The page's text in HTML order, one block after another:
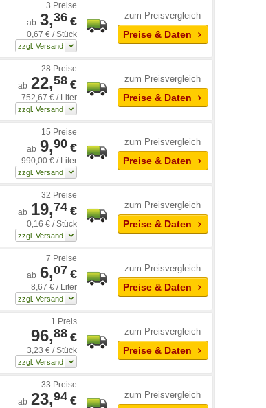
3 Preise
ab 3,36 €
0,67 € / Stück
zum Preisvergleich
Preise & Daten
28 Preise
ab 22,58 €
752,67 € / Liter
zum Preisvergleich
Preise & Daten
15 Preise
ab 9,90 €
990,00 € / Liter
zum Preisvergleich
Preise & Daten
32 Preise
ab 19,74 €
0,16 € / Stück
zum Preisvergleich
Preise & Daten
7 Preise
ab 6,07 €
8,67 € / Liter
zum Preisvergleich
Preise & Daten
1 Preis
96,88 €
3,23 € / Stück
zum Preisvergleich
Preise & Daten
33 Preise
ab 23,94 € zum Preisvergleich